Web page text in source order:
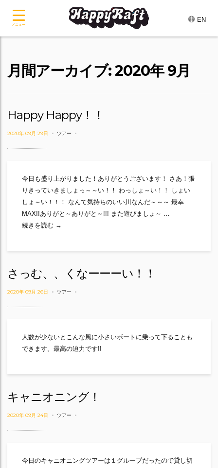
EN
月間アーカイブ: 2020年 9月
Happy Happy！！
2020年 09月 29日 ツアー
今日も盛り上がりました！ありがとうございます！ さあ！張
りきっていきましょっ～～い！！ わっしょ～い！！ しょい
しょ～い！！！ なんて気持ちのいい川なんだ～～～ 最幸
MAX!!ありがと～ありがと～!!! また遊びましょ～ …
続きを読む Happy Happy！！
→
さっむ、、くなーーーい！！
2020年 09月 26日 ツアー
人数が少ないとこんな風に小さいボートに乗って下ることも
できます。最高の迫力です!!
キャニオニング！
2020年 09月 24日 ツアー
今日のキャニオニングツアーは１グループだったので貸し切
メニュー